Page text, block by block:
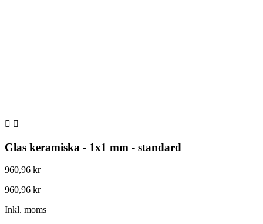
 
Glas keramiska - 1x1 mm - standard
960,96 kr
960,96 kr
Inkl. moms